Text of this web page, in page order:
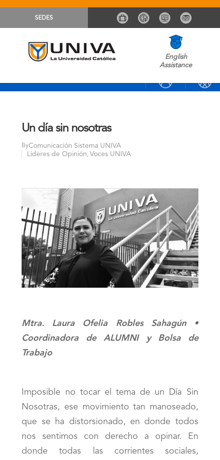
SEDES
English
Assistance
Un día sin nosotras
ByComunicación Sistema UNIVA
Líderes de Opinión, Voces UNIVA
Mtra. Laura Ofelia Robles Sahagún •
Coordinadora de ALUMNI y Bolsa de
Trabajo
Imposible no tocar el tema de un Día Sin
Nosotras, ese movimiento tan manoseado,
que se ha distorsionado, en donde todos
nos sentimos con derecho a opinar. En
donde todas las corrientes sociales,